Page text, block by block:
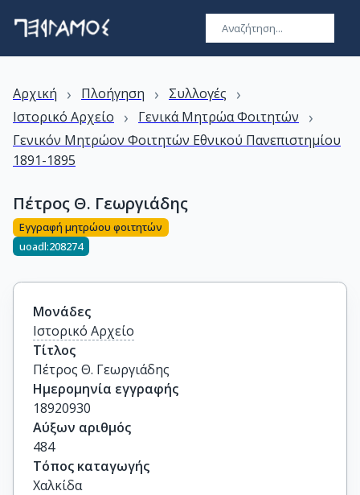
Αρχική › Πλοήγηση › Συλλογές ›
Ιστορικό Αρχείο › Γενικά Μητρώα Φοιτητών ›
Γενικόν Μητρώον Φοιτητών Εθνικού Πανεπιστημίου
1891-1895
Πέτρος Θ. Γεωργιάδης
Εγγραφή μητρώου φοιτητών
uoadl:208274
Μονάδες
Ιστορικό Αρχείο
Τίτλος
Πέτρος Θ. Γεωργιάδης
Ημερομηνία εγγραφής
18920930
Αύξων αριθμός
484
Τόπος καταγωγής
Χαλκίδα